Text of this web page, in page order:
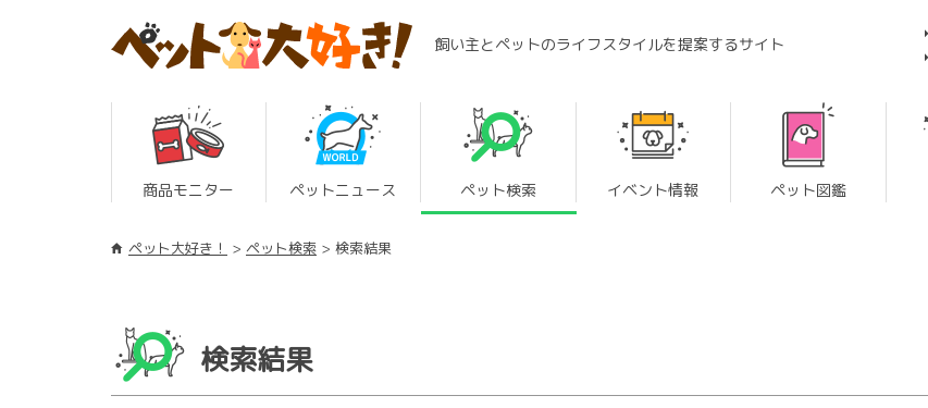
飼い主とペットのライフスタイルを提案するサイト
商品モニター ペットニュース ペット検索 イベント情報 ペット図鑑
ペット大好き！ ペット検索 検索結果
検索結果